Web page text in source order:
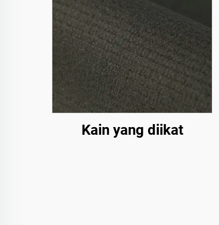
Kain yang diikat